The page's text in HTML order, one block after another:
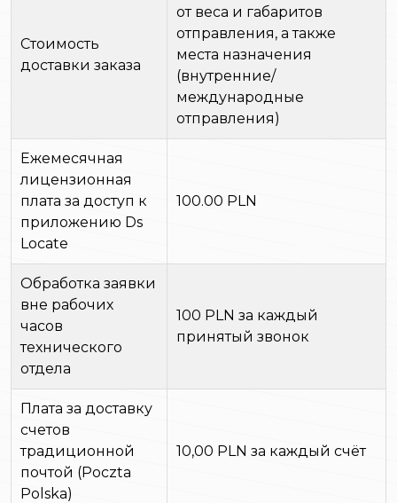
Стоимость
доставки заказа
от веса и габаритов
отправления, а также
места назначения
(внутренние/
международные
отправления)
Ежемесячная
лицензионная
плата за доступ к
приложению Ds
Locate
100.00 PLN
Обработка заявки
вне рабочих
часов
технического
отдела
100 PLN за каждый
принятый звонок
Плата за доставку
счетов
традиционной
почтой (Poczta
Polska)
10,00 PLN за каждый счёт